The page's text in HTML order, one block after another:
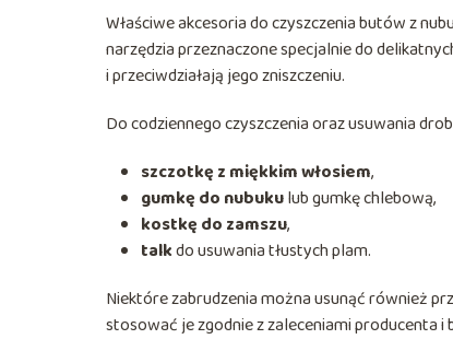
Właściwe akcesoria do czyszczenia butów z
narzędzia przeznaczone specjalnie do
i przeciwdziałają jego zniszczeniu.
Do codziennego czyszczenia oraz usuwania
szczotkę z miękkim włosiem,
gumkę do nubukulub gumkę chlebową,
kostkę do zamszu,
talkdo usuwania tłustych plam.
Niektóre zabrudzenia można usunąć również
stosować je zgodnie z zaleceniami producenta i